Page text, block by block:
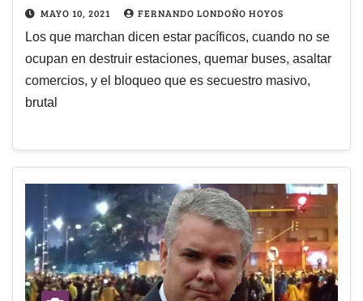
MAYO 10, 2021 FERNANDO LONDOÑO HOYOS
Los que marchan dicen estar pacíficos, cuando no se
ocupan en destruir estaciones, quemar buses, asaltar
comercios, y el bloqueo que es secuestro masivo,
brutal